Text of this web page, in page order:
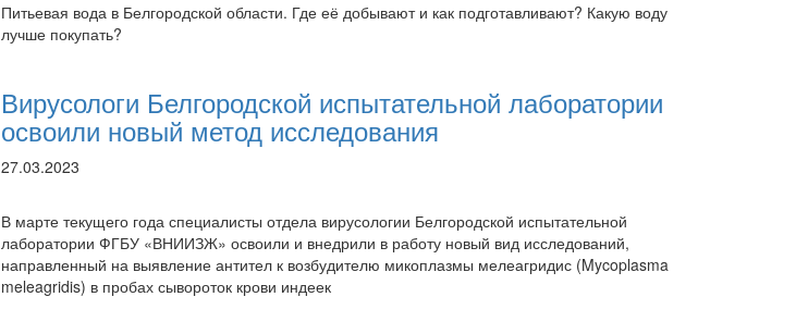
Питьевая вода в Белгородской области. Где её добывают и как подготавливают? Какую воду
лучше покупать?
Вирусологи Белгородской испытательной лаборатории
освоили новый метод исследования
27.03.2023
В марте текущего года специалисты отдела вирусологии Белгородской испытательной
лаборатории ФГБУ «ВНИИЗЖ» освоили и внедрили в работу новый вид исследований,
направленный на выявление антител к возбудителю микоплазмы мелеагридис (Mycoplasma
meleagridis) в пробах сывороток крови индеек